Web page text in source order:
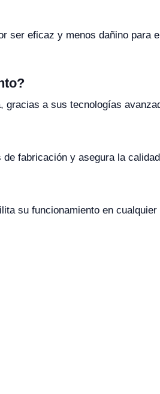
ser eficaz y menos dañino para
a sus tecnologías
fabricación y asegura la
su funcionamiento en cualquier